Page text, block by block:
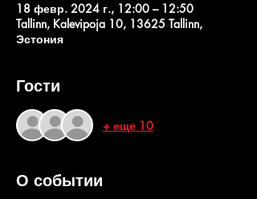
18 февр. 2024 г., 12:00 – 12:50
Tallinn, Kalevipoja 10, 13625 Tallinn,
Эстония
Гости
+ еще 10
О событии